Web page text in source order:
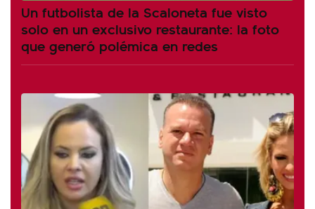
Un futbolista de la Scaloneta fue visto
solo en un exclusivo restaurante: la foto
que generó polémica en redes